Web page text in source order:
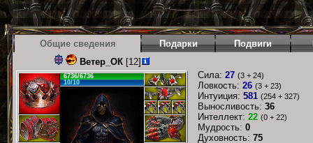
Общие сведения Подарки Подвиги
Ветер_ОК [12]
6736/6736
10/10
Сила: 27 (3 + 24)
Ловкость: 26 (3 + 23)
Интуиция: 581 (254 + 327)
Выносливость: 36
Интеллект: 22 (0 + 22)
Мудрость: 0
Духовность: 75